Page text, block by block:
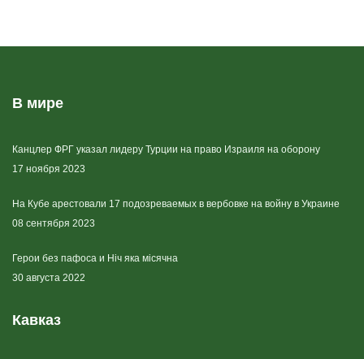
В мире
Канцлер ФРГ указал лидеру Турции на право Израиля на оборону
17 ноября 2023
На Кубе арестовали 17 подозреваемых в вербовке на войну в Украине
08 сентября 2023
Герои без пафоса и Ніч яка місячна
30 августа 2022
Кавказ